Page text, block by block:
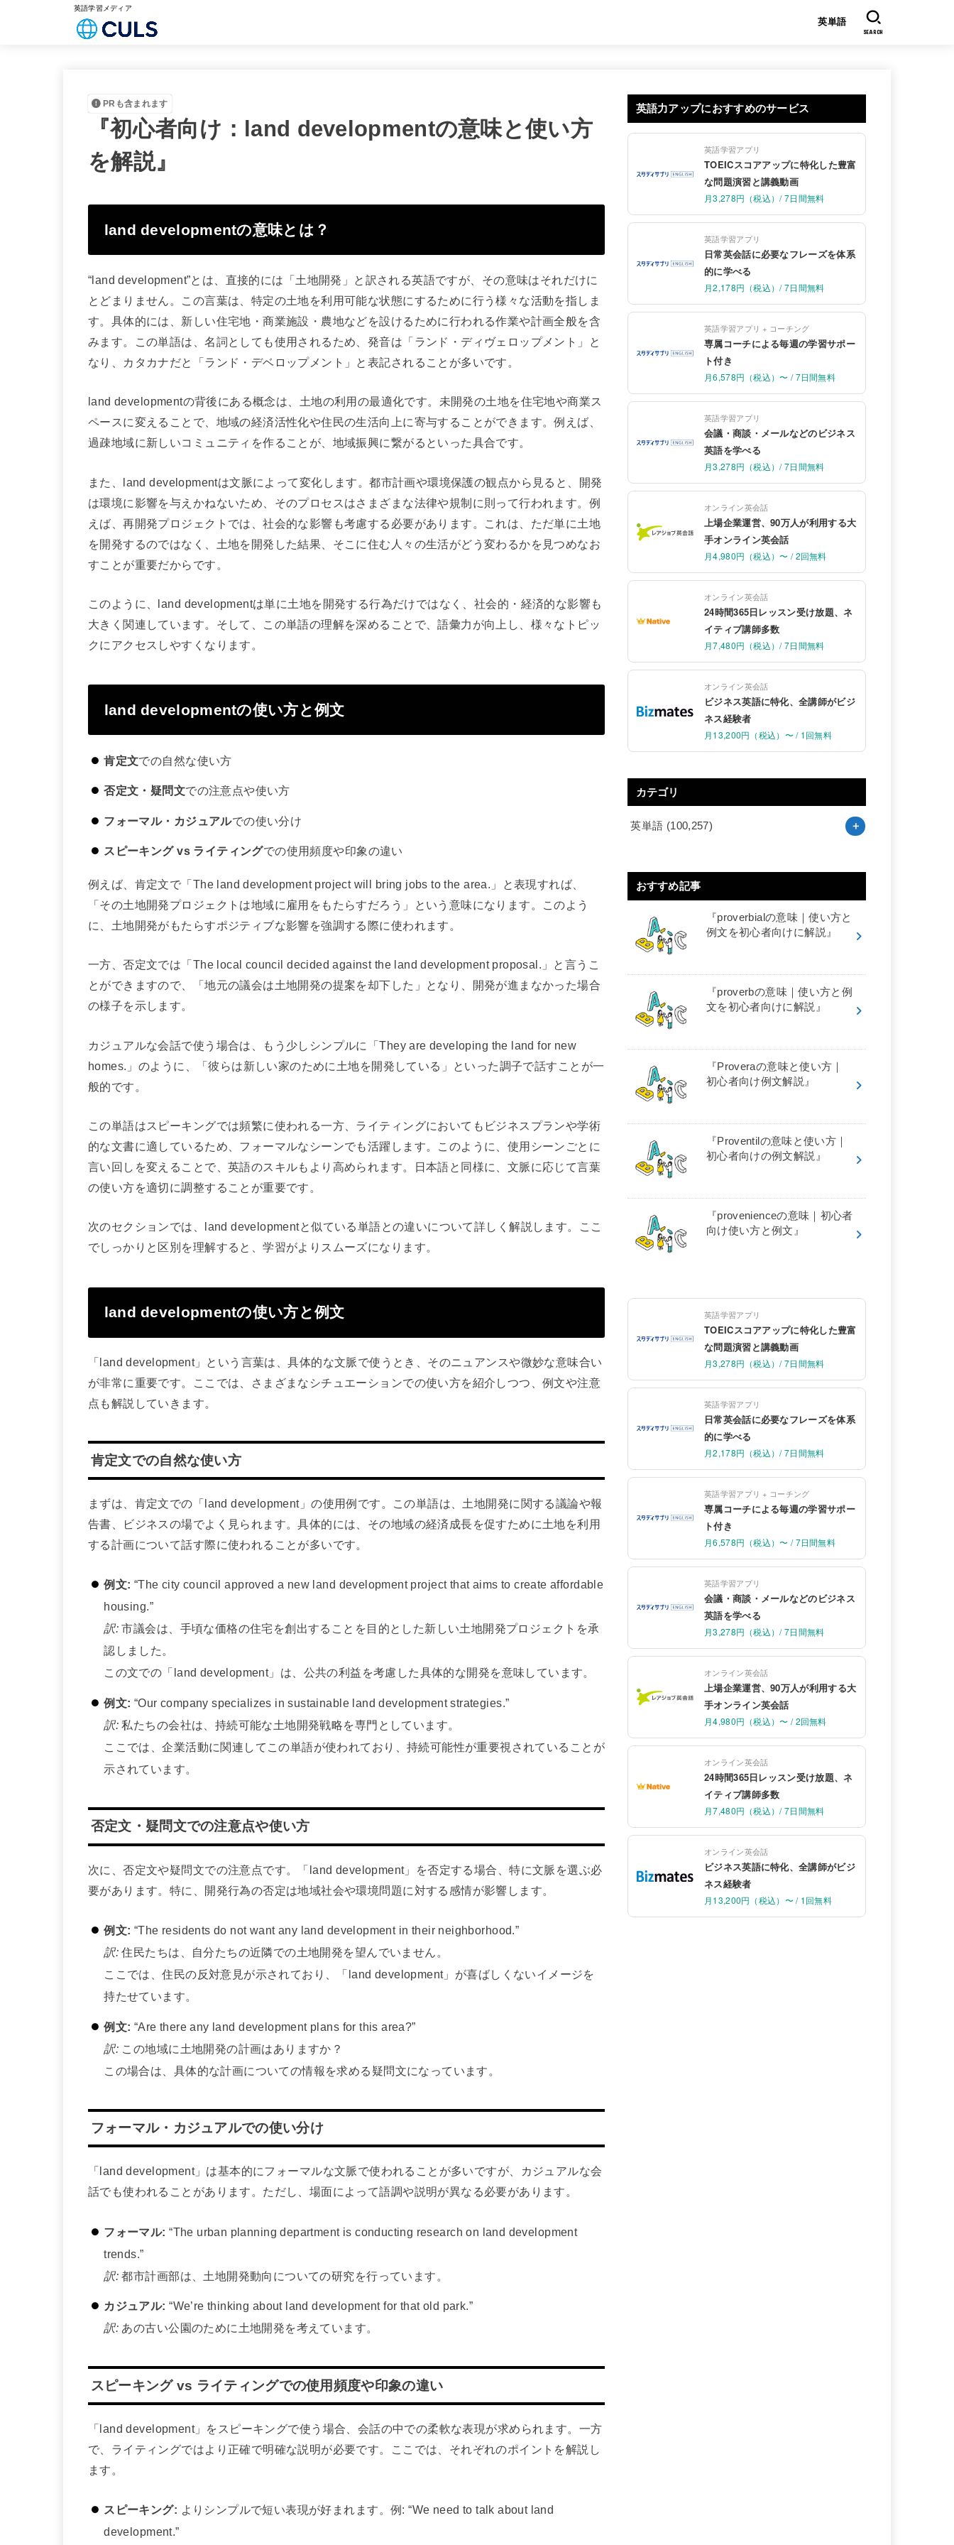
英語学習メディア
英単語
SEARCH
PRも含まれます
『初心者向け：land developmentの意味と使い方
を解説』
land developmentの意味とは？
“land development”とは、直接的には「土地開発」と訳される英語ですが、その意味はそれだけに
とどまりません。この言葉は、特定の土地を利用可能な状態にするために行う様々な活動を指しま
す。具体的には、新しい住宅地・商業施設・農地などを設けるために行われる作業や計画全般を含
みます。この単語は、名詞としても使用されるため、発音は「ランド・ディヴェロップメント」と
なり、カタカナだと「ランド・デベロップメント」と表記されることが多いです。
land developmentの背後にある概念は、土地の利用の最適化です。未開発の土地を住宅地や商業ス
ペースに変えることで、地域の経済活性化や住民の生活向上に寄与することができます。例えば、
過疎地域に新しいコミュニティを作ることが、地域振興に繋がるといった具合です。
また、land developmentは文脈によって変化します。都市計画や環境保護の観点から見ると、開発
は環境に影響を与えかねないため、そのプロセスはさまざまな法律や規制に則って行われます。例
えば、再開発プロジェクトでは、社会的な影響も考慮する必要があります。これは、ただ単に土地
を開発するのではなく、土地を開発した結果、そこに住む人々の生活がどう変わるかを見つめなお
すことが重要だからです。
このように、land developmentは単に土地を開発する行為だけではなく、社会的・経済的な影響も
大きく関連しています。そして、この単語の理解を深めることで、語彙力が向上し、様々なトピッ
クにアクセスしやすくなります。
land developmentの使い方と例文
肯定文での自然な使い方
否定文・疑問文での注意点や使い方
フォーマル・カジュアルでの使い分け
スピーキング vs ライティングでの使用頻度や印象の違い
例えば、肯定文で「The land development project will bring jobs to the area.」と表現すれば、
「その土地開発プロジェクトは地域に雇用をもたらすだろう」という意味になります。このよう
に、土地開発がもたらすポジティブな影響を強調する際に使われます。
一方、否定文では「The local council decided against the land development proposal.」と言うこ
とができますので、「地元の議会は土地開発の提案を却下した」となり、開発が進まなかった場合
の様子を示します。
カジュアルな会話で使う場合は、もう少しシンプルに「They are developing the land for new
homes.」のように、「彼らは新しい家のために土地を開発している」といった調子で話すことが一
般的です。
この単語はスピーキングでは頻繁に使われる一方、ライティングにおいてもビジネスプランや学術
的な文書に適しているため、フォーマルなシーンでも活躍します。このように、使用シーンごとに
言い回しを変えることで、英語のスキルもより高められます。日本語と同様に、文脈に応じて言葉
の使い方を適切に調整することが重要です。
次のセクションでは、land developmentと似ている単語との違いについて詳しく解説します。ここ
でしっかりと区別を理解すると、学習がよりスムーズになります。
land developmentの使い方と例文
「land development」という言葉は、具体的な文脈で使うとき、そのニュアンスや微妙な意味合い
が非常に重要です。ここでは、さまざまなシチュエーションでの使い方を紹介しつつ、例文や注意
点も解説していきます。
肯定文での自然な使い方
まずは、肯定文での「land development」の使用例です。この単語は、土地開発に関する議論や報
告書、ビジネスの場でよく見られます。具体的には、その地域の経済成長を促すために土地を利用
する計画について話す際に使われることが多いです。
例文: “The city council approved a new land development project that aims to create affordable
housing.”
訳: 市議会は、手頃な価格の住宅を創出することを目的とした新しい土地開発プロジェクトを承
認しました。
この文での「land development」は、公共の利益を考慮した具体的な開発を意味しています。
例文: “Our company specializes in sustainable land development strategies.”
訳: 私たちの会社は、持続可能な土地開発戦略を専門としています。
ここでは、企業活動に関連してこの単語が使われており、持続可能性が重要視されていることが
示されています。
否定文・疑問文での注意点や使い方
次に、否定文や疑問文での注意点です。「land development」を否定する場合、特に文脈を選ぶ必
要があります。特に、開発行為の否定は地域社会や環境問題に対する感情が影響します。
例文: “The residents do not want any land development in their neighborhood.”
訳: 住民たちは、自分たちの近隣での土地開発を望んでいません。
ここでは、住民の反対意見が示されており、「land development」が喜ばしくないイメージを
持たせています。
例文: “Are there any land development plans for this area?”
訳: この地域に土地開発の計画はありますか？
この場合は、具体的な計画についての情報を求める疑問文になっています。
フォーマル・カジュアルでの使い分け
「land development」は基本的にフォーマルな文脈で使われることが多いですが、カジュアルな会
話でも使われることがあります。ただし、場面によって語調や説明が異なる必要があります。
フォーマル: “The urban planning department is conducting research on land development
trends.”
訳: 都市計画部は、土地開発動向についての研究を行っています。
カジュアル: “We’re thinking about land development for that old park.”
訳: あの古い公園のために土地開発を考えています。
スピーキング vs ライティングでの使用頻度や印象の違い
「land development」をスピーキングで使う場合、会話の中での柔軟な表現が求められます。一方
で、ライティングではより正確で明確な説明が必要です。ここでは、それぞれのポイントを解説し
ます。
スピーキング: よりシンプルで短い表現が好まれます。例: “We need to talk about land
development.”
英語力アップにおすすめのサービス
英語学習アプリ
TOEICスコアアップに特化した豊富
な問題演習と講義動画
月3,278円（税込）/ 7日間無料
英語学習アプリ
日常英会話に必要なフレーズを体系
的に学べる
月2,178円（税込）/ 7日間無料
英語学習アプリ + コーチング
専属コーチによる毎週の学習サポー
ト付き
月6,578円（税込）〜 / 7日間無料
英語学習アプリ
会議・商談・メールなどのビジネス
英語を学べる
月3,278円（税込）/ 7日間無料
オンライン英会話
上場企業運営、90万人が利用する大
手オンライン英会話
月4,980円（税込）〜 / 2回無料
オンライン英会話
24時間365日レッスン受け放題、ネ
イティブ講師多数
月7,480円（税込）/ 7日間無料
オンライン英会話
ビジネス英語に特化、全講師がビジ
ネス経験者
月13,200円（税込）〜 / 1回無料
カテゴリ
英単語 (100,257)
おすすめ記事
『proverbialの意味｜使い方と
例文を初心者向けに解説』
『proverbの意味｜使い方と例
文を初心者向けに解説』
『Proveraの意味と使い方｜
初心者向け例文解説』
『Proventilの意味と使い方｜
初心者向けの例文解説』
『provenienceの意味｜初心者
向け使い方と例文』
英語学習アプリ
TOEICスコアアップに特化した豊富
な問題演習と講義動画
月3,278円（税込）/ 7日間無料
英語学習アプリ
日常英会話に必要なフレーズを体系
的に学べる
月2,178円（税込）/ 7日間無料
英語学習アプリ + コーチング
専属コーチによる毎週の学習サポー
ト付き
月6,578円（税込）〜 / 7日間無料
英語学習アプリ
会議・商談・メールなどのビジネス
英語を学べる
月3,278円（税込）/ 7日間無料
オンライン英会話
上場企業運営、90万人が利用する大
手オンライン英会話
月4,980円（税込）〜 / 2回無料
オンライン英会話
24時間365日レッスン受け放題、ネ
イティブ講師多数
月7,480円（税込）/ 7日間無料
オンライン英会話
ビジネス英語に特化、全講師がビジ
ネス経験者
月13,200円（税込）〜 / 1回無料